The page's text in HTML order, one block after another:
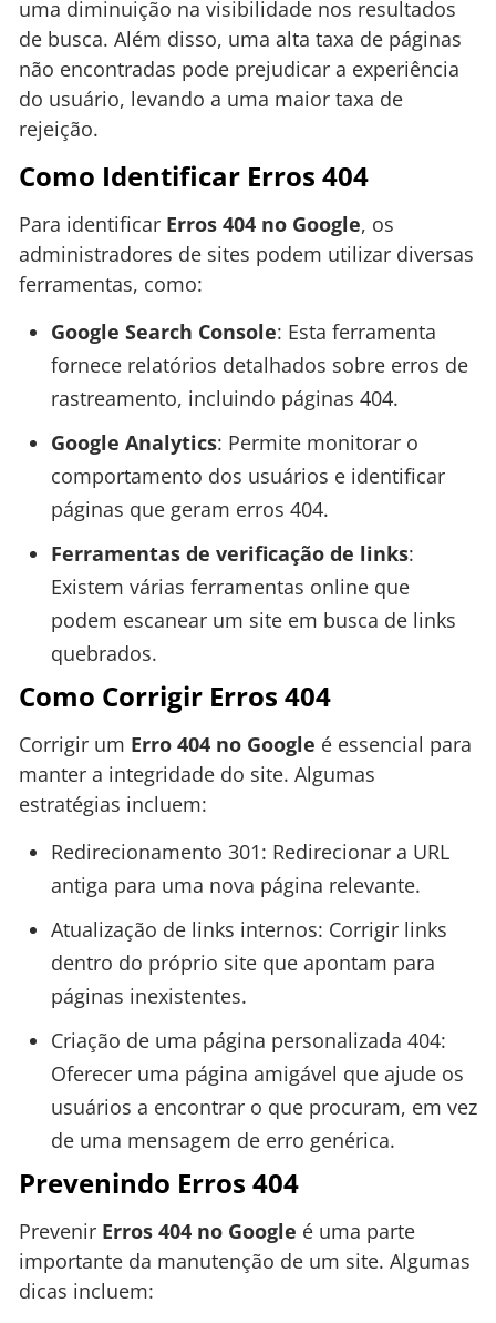
uma diminuição na visibilidade nos resultados
de busca. Além disso, uma alta taxa de páginas
não encontradas pode prejudicar a experiência
do usuário, levando a uma maior taxa de
rejeição.
Como Identificar Erros 404
Para identificar Erros 404 no Google, os
administradores de sites podem utilizar diversas
ferramentas, como:
Google Search Console: Esta ferramenta
fornece relatórios detalhados sobre erros de
rastreamento, incluindo páginas 404.
Google Analytics: Permite monitorar o
comportamento dos usuários e identificar
páginas que geram erros 404.
Ferramentas de verificação de links:
Existem várias ferramentas online que
podem escanear um site em busca de links
quebrados.
Como Corrigir Erros 404
Corrigir um Erro 404 no Google é essencial para
manter a integridade do site. Algumas
estratégias incluem:
Redirecionamento 301: Redirecionar a URL
antiga para uma nova página relevante.
Atualização de links internos: Corrigir links
dentro do próprio site que apontam para
páginas inexistentes.
Criação de uma página personalizada 404:
Oferecer uma página amigável que ajude os
usuários a encontrar o que procuram, em vez
de uma mensagem de erro genérica.
Prevenindo Erros 404
Prevenir Erros 404 no Google é uma parte
importante da manutenção de um site. Algumas
dicas incluem: